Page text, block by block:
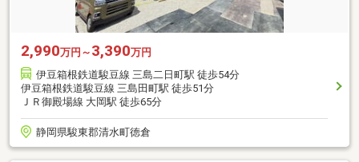
2,990万円～ 3,390万円
伊豆箱根鉄道駿豆線 三島二日町駅 徒歩54分
伊豆箱根鉄道駿豆線 三島田町駅 徒歩51分
ＪＲ御殿場線 大岡駅 徒歩65分
静岡県駿東郡清水町徳倉